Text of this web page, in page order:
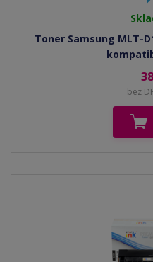
Toner Samsung MLT-
bez